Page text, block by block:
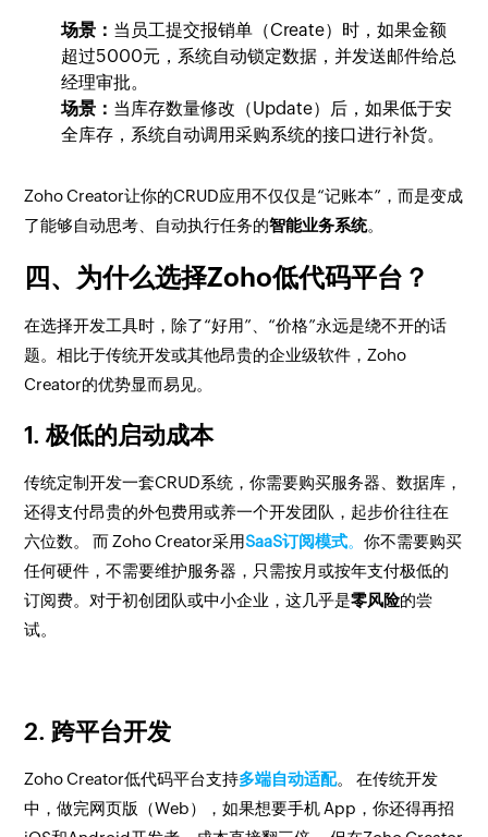
场景： 当员工提交报销单（Create）时，如果金额
超过5000元，系统自动锁定数据，并发送邮件给总
经理审批。
场景： 当库存数量修改（Update）后，如果低于安
全库存，系统自动调用采购系统的接口进行补货。
Zoho Creator让你的CRUD应用不仅仅是“记账本”，而是变成
了能够自动思考、自动执行任务的智能业务系统。
四、为什么选择Zoho低代码平台？
在选择开发工具时，除了“好用”、“价格”永远是绕不开的话
题。相比于传统开发或其他昂贵的企业级软件，Zoho
Creator的优势显而易见。
1. 极低的启动成本
传统定制开发一套CRUD系统，你需要购买服务器、数据库，
还得支付昂贵的外包费用或养一个开发团队，起步价往往在
六位数。 而 Zoho Creator采用SaaS订阅模式。你不需要购买
任何硬件，不需要维护服务器，只需按月或按年支付极低的
订阅费。对于初创团队或中小企业，这几乎是零风险的尝
试。
2. 跨平台开发
Zoho Creator低代码平台支持多端自动适配。 在传统开发
中，做完网页版（Web），如果想要手机 App，你还得再招